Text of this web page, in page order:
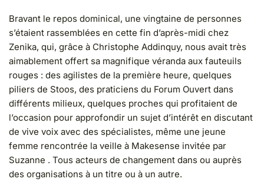
Bravant le repos dominical, une vingtaine de personnes
s’étaient rassemblées en cette fin d’après-midi chez
Zenika, qui, grâce à Christophe Addinquy, nous avait très
aimablement offert sa magnifique véranda aux fauteuils
rouges : des agilistes de la première heure, quelques
piliers de Stoos, des praticiens du Forum Ouvert dans
différents milieux, quelques proches qui profitaient de
l’occasion pour approfondir un sujet d’intérêt en discutant
de vive voix avec des spécialistes, même une jeune
femme rencontrée la veille à Makesense invitée par
Suzanne . Tous acteurs de changement dans ou auprès
des organisations à un titre ou à un autre.